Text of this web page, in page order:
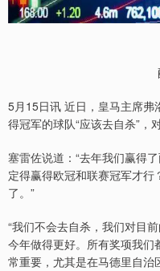
5月15日讯 近日，皇马主席
得冠军的球队“应该去自杀”，
塞雷佐说道：“去年我们赢得
定得赢得欧冠和联赛冠军才
了。”
“我们不会去自杀，我们对目
今年做得更好。所有奖项我
常重要，尤其是在马德里自治